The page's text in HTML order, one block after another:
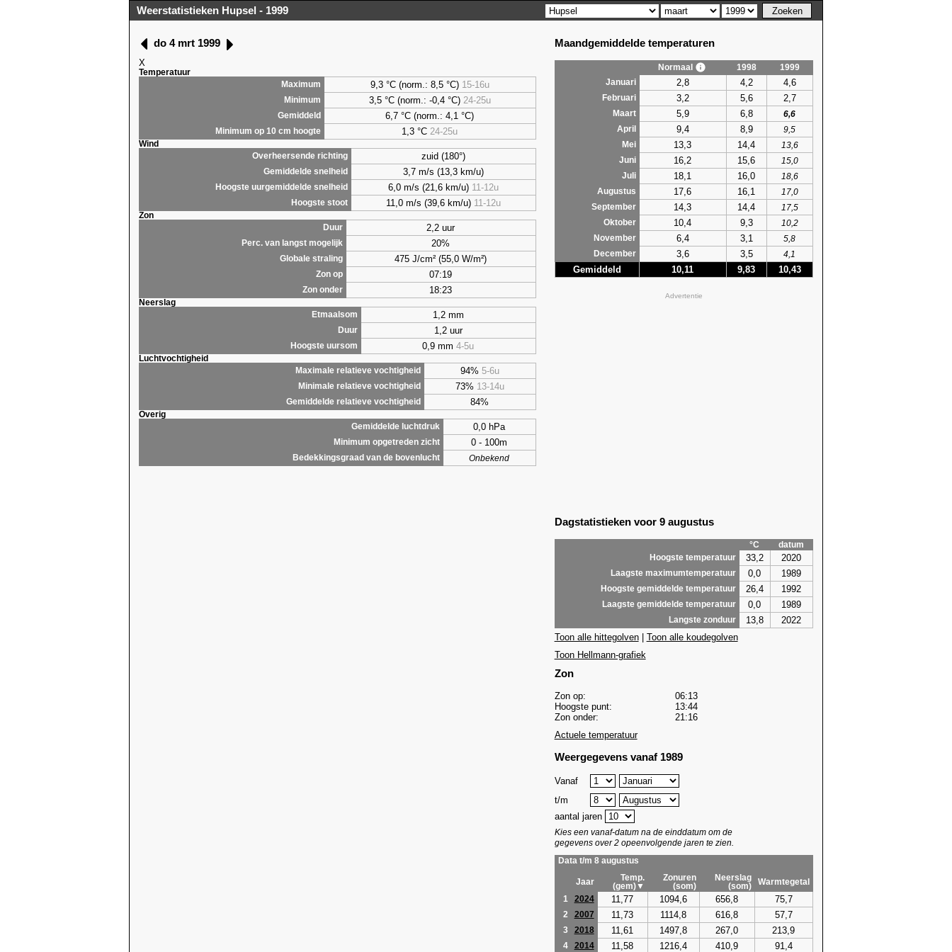
Weerstatistieken Hupsel - 1999
do 4 mrt 1999
X
Temperatuur
Maximum
9,3 °C (norm.: 8,5 °C) 15-16u
Minimum 3,5 °C (norm.: -0,4 °C) 24-25u
Gemiddeld 6,7 °C (norm.: 4,1 °C)
Minimum op 10 cm hoogte 1,3 °C 24-25u
Wind
Overheersende richting
zuid (180°)
Gemiddelde snelheid 3,7 m/s (13,3 km/u)
Hoogste uurgemiddelde snelheid 6,0 m/s (21,6 km/u) 11-12u
Hoogste stoot 11,0 m/s (39,6 km/u) 11-12u
Zon
Duur
2,2 uur
Perc. van langst mogelijk 20%
Globale straling 475 J/cm² (55,0 W/m²)
Zon op 07:19
Zon onder 18:23
Neerslag
Etmaalsom
1,2 mm
Duur 1,2 uur
Hoogste uursom 0,9 mm4-5u
Luchtvochtigheid
Maximale relatieve vochtigheid
94% 5-6u
Minimale relatieve vochtigheid 73% 13-14u
Gemiddelde relatieve vochtigheid 84%
Overig
Gemiddelde luchtdruk
0,0 hPa
Minimum opgetreden zicht 0 - 100m
Bedekkingsgraad van de bovenlucht Onbekend
Maandgemiddelde temperaturen
Normaal 1998
1999
Januari
2,8 4,2 4,6
Februari 3,2 5,6 2,7
Maart 5,9 6,8
6,6
April
9,4 8,9
9,5
Mei
13,3 14,4
13,6
Juni
16,2 15,6
15,0
Juli
18,1 16,0
18,6
Augustus
17,6 16,1
17,0
September
14,3 14,4
17,5
Oktober
10,4 9,3
10,2
November
6,4 3,1
5,8
December
3,6 3,5 4,1
Gemiddeld 10,11 9,83 10,43
Advertentie
Dagstatistieken voor 9 augustus
°C
datum
Hoogste temperatuur
33,2 2020
Laagste maximumtemperatuur 0,0 1989
Hoogste gemiddelde temperatuur 26,4 1992
Laagste gemiddelde temperatuur 0,0 1989
Langste zonduur 13,8
2022
Toon alle hittegolven| Toon alle koudegolven
Toon Hellmann-grafiek
Zon
Zon op:
06:13
Hoogste punt:
13:44
Zon onder:
21:16
Actuele temperatuur
Weergegevens vanaf 1989
Vanaf
t/m
aantal jaren
Kies een vanaf-datum na de einddatum om de
gegevens over 2 opeenvolgende jaren te zien.
Data t/m 8 augustus
Jaar
Temp.
(gem)▼
Zonuren
(som)
Neerslag
(som)
Warmtegetal
1
2024 11,77 1094,6 656,8 75,7
2 2007 11,73 1114,8 616,8 57,7
3 2018 11,61 1497,8 267,0 213,9
4 2014 11,58 1216,4 410,9 91,4